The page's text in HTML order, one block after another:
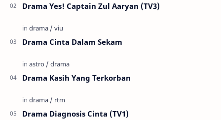
Drama Yes! Captain Zul Aaryan (TV3)
Drama Cinta Dalam Sekam
Drama Kasih Yang Terkorban
Drama Diagnosis Cinta (TV1)